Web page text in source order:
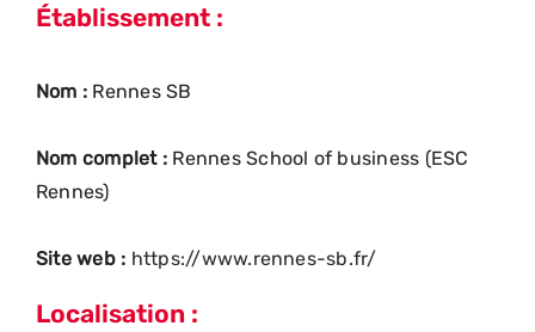
Établissement :
Nom : Rennes SB
Nom complet : Rennes School of business (ESC
Rennes)
Site web : https://www.rennes-sb.fr/
Localisation :